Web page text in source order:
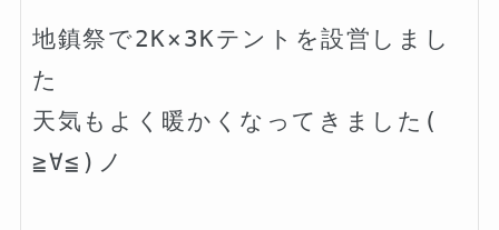
地鎮祭で2K×3Kテントを設営しまし
た️
天気もよく暖かくなってきました(
≧∀≦)ノ